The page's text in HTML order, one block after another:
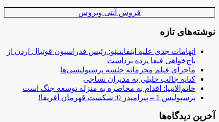
فروش آنتی ویروس
نوشته‌های تازه
اتهامات جدی علیه اینفانتینو: رئیس فدراسیون فوتبال اردن از
باج‌خواهی فیفا پرده برداشت
ماجرای فیلم محرمانه جلسه پرسپولیسی‌ها
کنایه جالب خلیلی به مدیران نساجی
خاتم‌الانبیا: اقدام به محاصره به منزله توسعه جنگ است
پرسپولیس 1 – پیرامیدز 0: شکست قهرمان آفریقا!
آخرین دیدگاه‌ها